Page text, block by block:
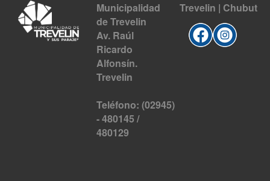
Municipalidad
de Trevelin
Av. Raúl
Ricardo
Alfonsín.
Trevelin
Teléfono: (02945)
- 480145 /
480129
Trevelin | Chubut